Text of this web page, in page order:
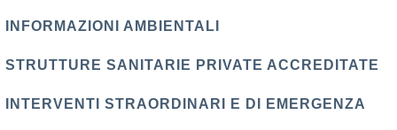
INFORMAZIONI AMBIENTALI
STRUTTURE SANITARIE PRIVATE ACCREDITATE
INTERVENTI STRAORDINARI E DI EMERGENZA